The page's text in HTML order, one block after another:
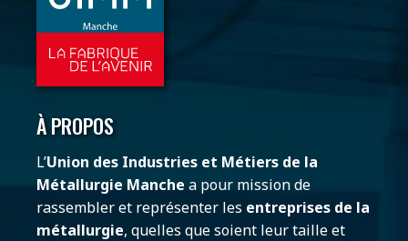
À PROPOS
L’Union des Industries et Métiers de la
Métallurgie Manche a pour mission de
rassembler et représenter les entreprises de la
métallurgie, quelles que soient leur taille et